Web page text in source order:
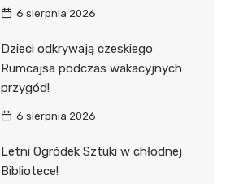
6 sierpnia 2026
Dzieci odkrywają czeskiego
Rumcajsa podczas wakacyjnych
przygód!
6 sierpnia 2026
Letni Ogródek Sztuki w chłodnej
Bibliotece!